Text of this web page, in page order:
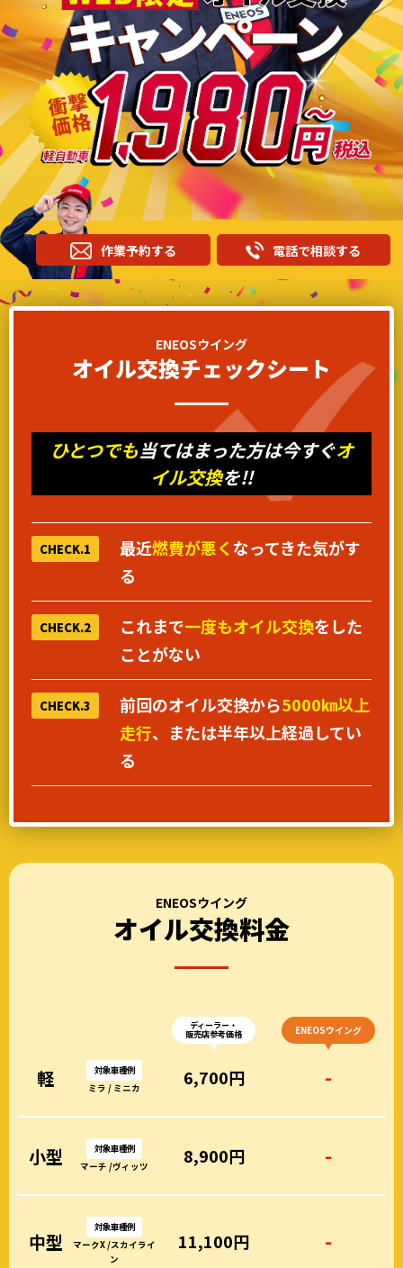
作業予約する 電話で相談する
ENEOSウイング
オイル交換チェックシート
ひとつでも当てはまった方は今すぐオ
イル交換を!!
CHECK.1 最近燃費が悪く なってきた気がす
る
CHECK.2 これまで一度もオイル交換をした
ことがない
CHECK.3 前回のオイル交換から5000㎞以上
走行、または半年以上経過してい
る
ENEOSウイング
オイル交換料金
ディーラー・
販売店参考価格 ENEOSウイング
軽
対象車種例
ミラ / ミニカ
6,700円 -
小型
対象車種例
マーチ /ヴィッツ
8,900円 -
中型
対象車種例
マークX /スカイライ
ン
11,100円 -